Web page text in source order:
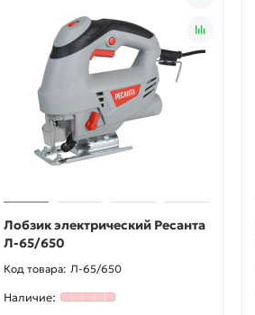
Лобзик электрический Ресанта
Л-65/650
Л-65/650